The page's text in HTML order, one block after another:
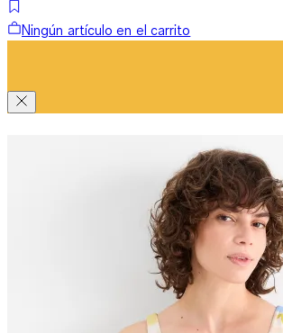
Ningún artículo en el carrito